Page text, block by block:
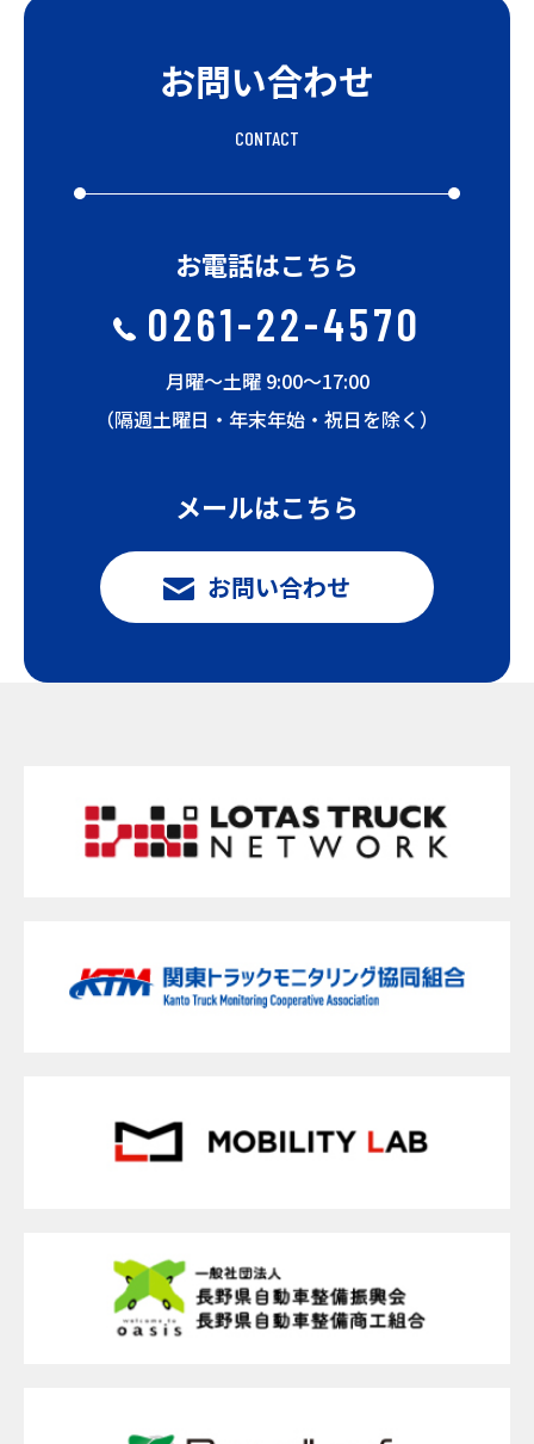
お問い合わせ
CONTACT
お電話はこちら
0261-22-4570
月曜〜土曜 9:00〜17:00
（隔週土曜日・年末年始・祝日を除く）
メールはこちら
お問い合わせ